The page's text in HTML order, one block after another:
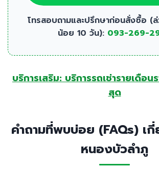
โทรสอบถามและปรึกษาก่อนสั่งซื้อ (
น้อย 10 วัน): 093-269-
บริการเสริม: บริการรถเช่ารายเดือ
สุด
คำถามที่พบบ่อย (FAQs) เกี่
หนองบัวลำภู